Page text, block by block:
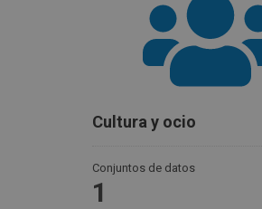
Cultura y ocio
Conjuntos de datos
1